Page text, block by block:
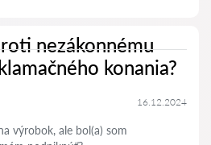
nezákonnému
konania?
16.12.2024
výrobok, ale bol(a) som